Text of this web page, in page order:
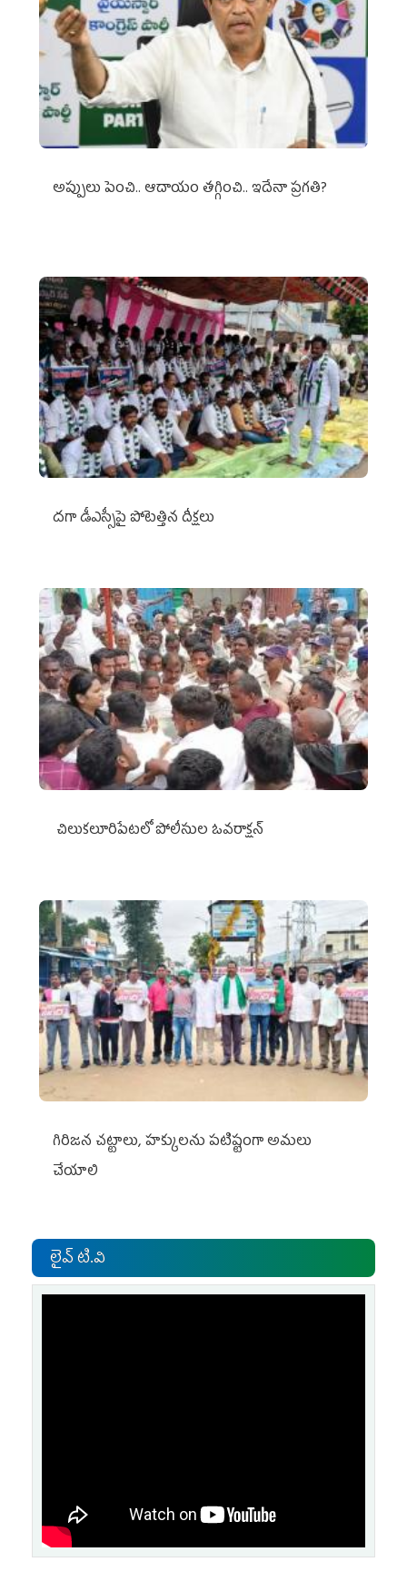
అప్పులు పెంచి.. ఆదాయం తగ్గించి.. ఇదేనా ప్రగతి?
దగా డీఎస్సీపై పోటెత్తిన దీక్షలు
చిలుక‌లూరిపేట‌లో పోలీసుల ఓవ‌రాక్ష‌న్‌
గిరిజన చట్టాలు, హక్కులను పటిష్టంగా అమలు
చేయాలి
లైవ్ టి.వి